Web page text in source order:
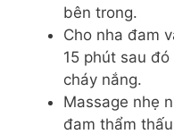
bên trong.
Cho nha đam
15 phút sau
cháy nắng.
Massage nhẹ
đam thẩm